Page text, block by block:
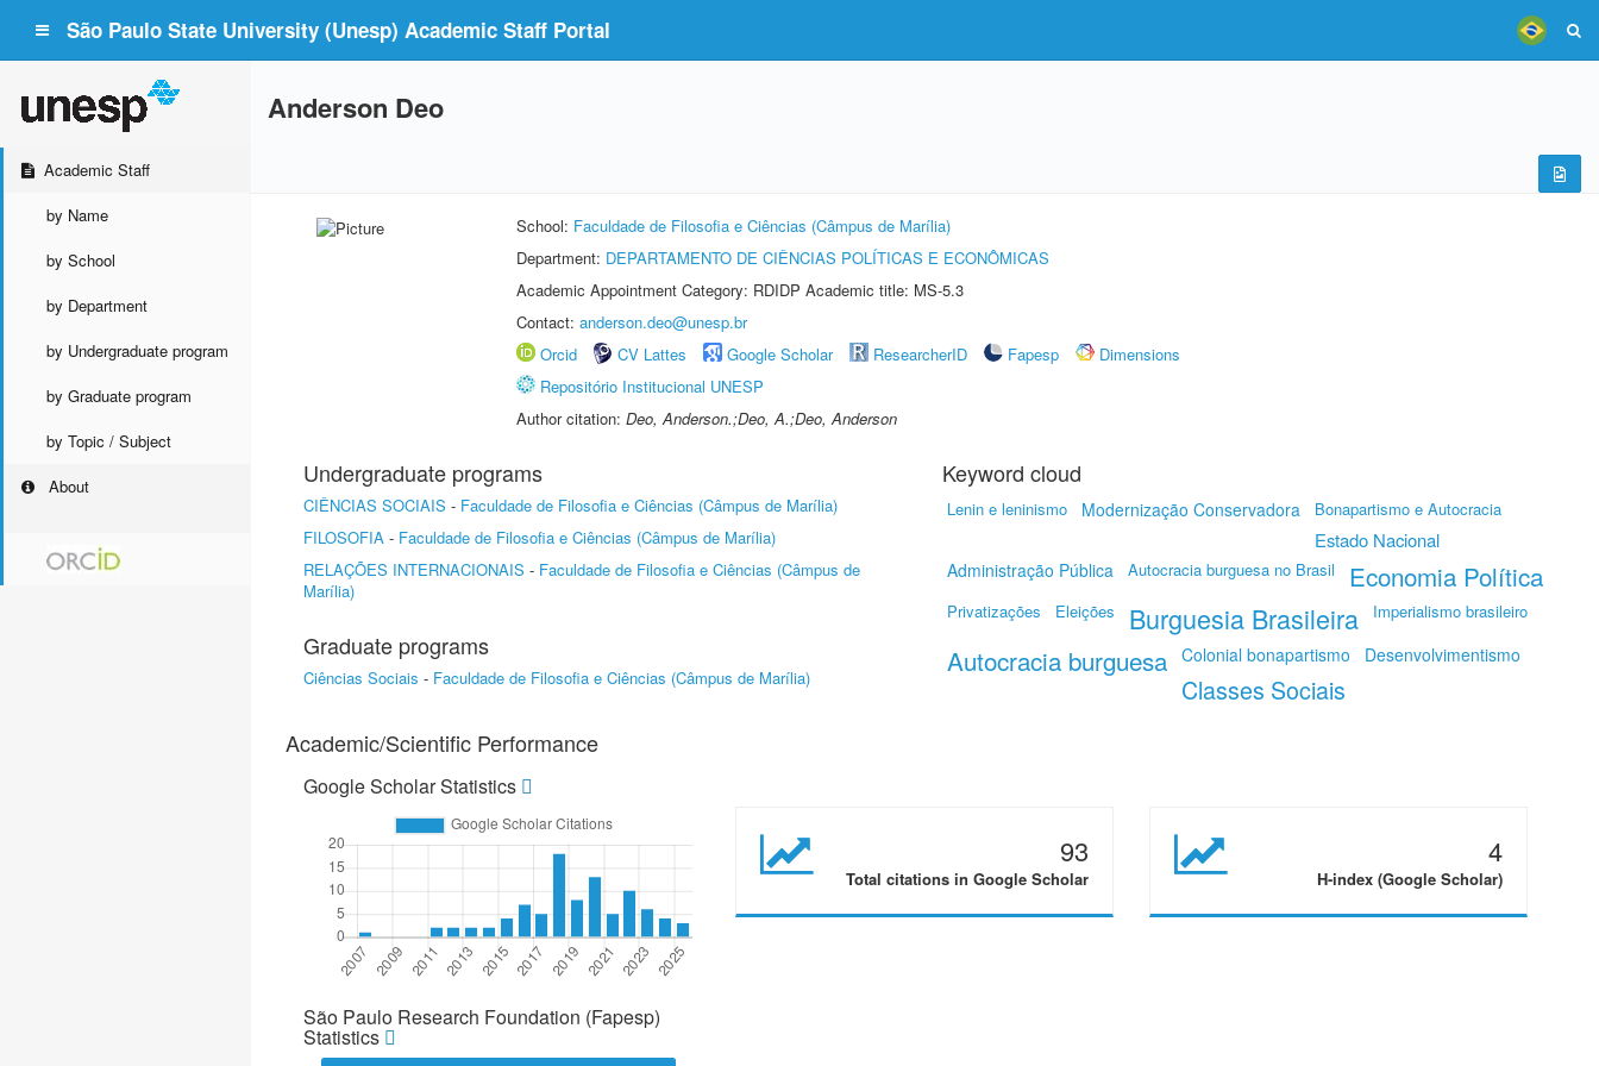
São Paulo State University (Unesp) Academic Staff Portal
Academic Staff
by Name
by School
by Department
by Undergraduate program
by Graduate program
by Topic / Subject
About
Anderson Deo
School: Faculdade de Filosofia e Ciências (Câmpus de Marília)
Department: DEPARTAMENTO DE CIÊNCIAS POLÍTICAS E ECONÔMICAS
Academic Appointment Category: RDIDP Academic title: MS-5.3
Contact: anderson.deo@unesp.br
Orcid
CV Lattes Google Scholar ResearcherID Fapesp
Dimensions
Repositório Institucional UNESP
Author citation: Deo, Anderson.;Deo, A.;Deo, Anderson
Undergraduate programs
CIÊNCIAS SOCIAIS - Faculdade de Filosofia e Ciências (Câmpus de Marília)
FILOSOFIA - Faculdade de Filosofia e Ciências (Câmpus de Marília)
RELAÇÕES INTERNACIONAIS - Faculdade de Filosofia e Ciências (Câmpus de
Marília)
Graduate programs
Ciências Sociais - Faculdade de Filosofia e Ciências (Câmpus de Marília)
Keyword cloud
Lenin e leninismo Modernização Conservadora Bonapartismo e Autocracia
Estado Nacional
Administração Pública Autocracia burguesa no Brasil Economia Política
Privatizações Eleições Burguesia Brasileira Imperialismo brasileiro
Autocracia burguesa Colonial bonapartismo Desenvolvimentismo
Classes Sociais
Academic/Scientific Performance
Google Scholar Statistics
93
Total citations in Google Scholar
4
H-index (Google Scholar)
São Paulo Research Foundation (Fapesp)
Statistics